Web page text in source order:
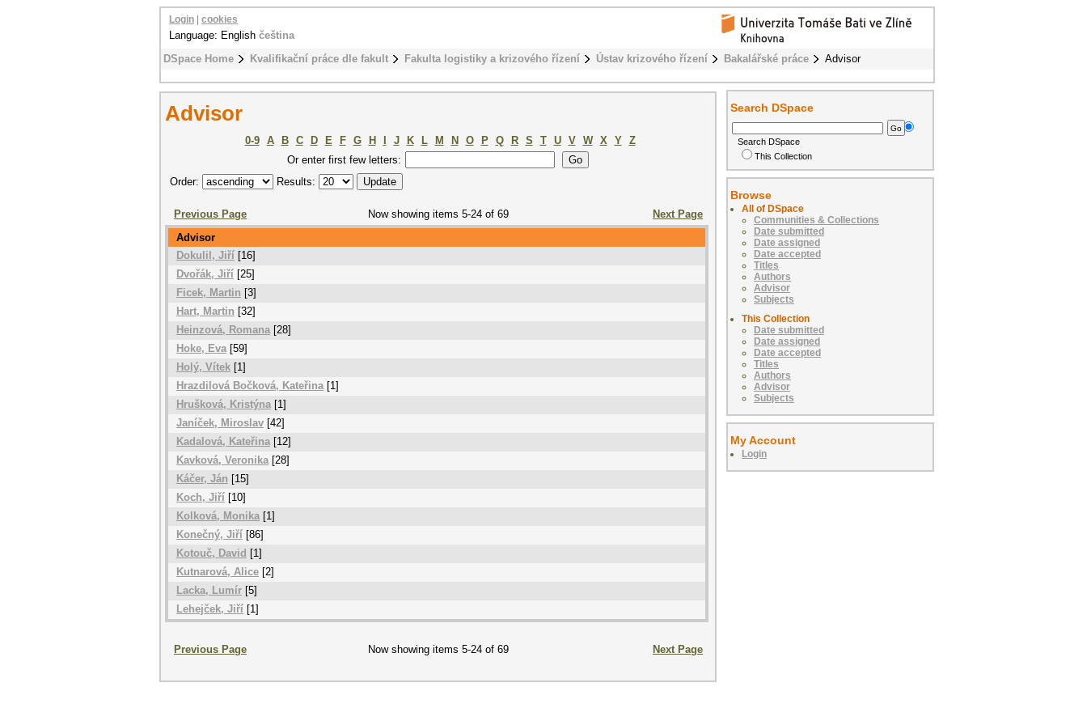
DSpace Home Kvalifikační práce dle fakult Fakulta logistiky a krizového řízení Ústav krizového řízení Bakalářské práce Advisor
Login cookies
Language: English čeština
Advisor
0-9 A B C D E F G H J K L M N O P Q R S T U V W X Y
Z
Or enter first few letters:
Order:
Results:
Previous Page Now showing items 5-24 of 69
Next Page
Advisor
Dokulil, Jiří [16]
Dvořák, Jiří [25]
Ficek, Martin [3]
Hart, Martin [32]
Heinzová, Romana [28]
Hoke, Eva[59]
Holý, Vítek [1]
Hrazdilová Bočková, Kateřina[1]
Hrušková, Kristýna [1]
Janíček, Miroslav [42]
Kadalová, Kateřina [12]
Kavková, Veronika[28]
Káčer, Ján [15]
Koch, Jiří [10]
Kolková, Monika [1]
Konečný, Jiří [86]
Kotouč, David [1]
Kutnarová, Alice [2]
Lacka, Lumír [5]
Lehejček, Jiří [1]
Previous Page Now showing items 5-24 of 69 Next Page
Search DSpace
Search DSpace
This Collection
Browse
All of DSpace
Communities & Collections
Date submitted
Date assigned
Date accepted
Titles
Authors
Advisor
Subjects
This Collection
Date submitted
Date assigned
Date accepted
Titles
Authors
Advisor
Subjects
My Account
Login